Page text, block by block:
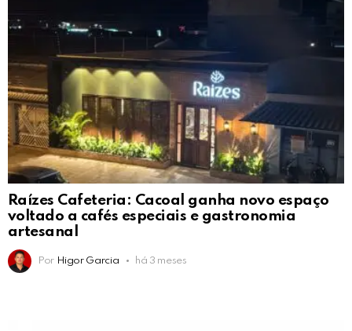
Raízes Cafeteria: Cacoal ganha novo espaço
voltado a cafés especiais e gastronomia
artesanal
Por Higor Garcia há 3 meses